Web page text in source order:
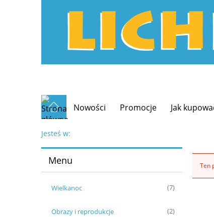
Nowości Promocje Jak
Jesteś w:
Menu
Wielkanoc (7)
Obrazy i reprodukcje (2)
Ten